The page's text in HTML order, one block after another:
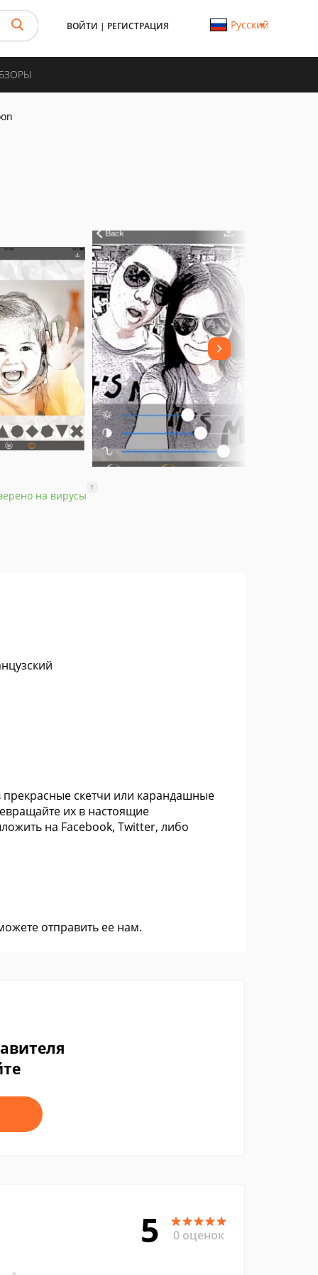
ВОЙТИ | РЕГИСТРАЦИЯ Русский
на вирусы
?
скетчи или карандашные
их в настоящие
на Facebook, Twitter, либо
отправить ее нам.
5 0 оценок